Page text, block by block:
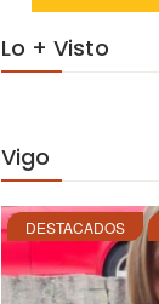
Lo + Visto
Vigo
DESTACADOS